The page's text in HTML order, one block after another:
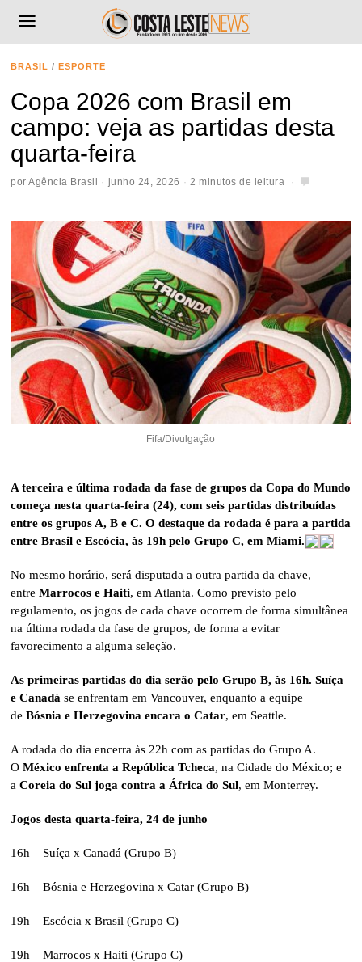
BRASIL / ESPORTE
Copa 2026 com Brasil em
campo: veja as partidas desta
quarta-feira
porAgência Brasil junho 24, 2026 2 minutos de leitura
Fifa/Divulgação
A terceira e última rodada da fase de grupos da Copa do Mundo
começa nesta quarta-feira (24), com seis partidas distribuídas
entre os grupos A, B e C. O destaque da rodada é para a partida
entre Brasil e Escócia, às 19h pelo Grupo C, em Miami.
No mesmo horário, será disputada a outra partida da chave,
entre Marrocos e Haiti, em Atlanta. Como previsto pelo
regulamento, os jogos de cada chave ocorrem de forma simultânea
na última rodada da fase de grupos, de forma a evitar
favorecimento a alguma seleção.
As primeiras partidas do dia serão pelo Grupo B, às 16h. Suíça
e Canadá se enfrentam em Vancouver, enquanto a equipe
deBósnia e Herzegovina encara o Catar, em Seattle.
A rodada do dia encerra às 22h com as partidas do Grupo A.
OMéxico enfrenta a República Tcheca, na Cidade do México; e
aCoreia do Sul joga contra a África do Sul, em Monterrey.
Jogos desta quarta-feira, 24 de junho
16h – Suíça x Canadá (Grupo B)
16h – Bósnia e Herzegovina x Catar (Grupo B)
19h – Escócia x Brasil (Grupo C)
19h – Marrocos x Haiti (Grupo C)